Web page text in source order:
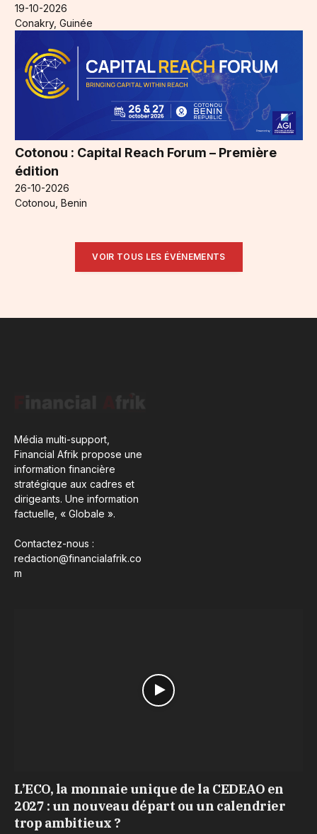
19-10-2026
Conakry, Guinée
Cotonou : Capital Reach Forum – Première
édition
26-10-2026
Cotonou, Benin
VOIR TOUS LES ÉVÉNEMENTS
Média multi-support,
Financial Afrik propose une
information financière
stratégique aux cadres et
dirigeants. Une information
factuelle, « Globale ».
Contactez-nous :
redaction@financialafrik.co
m
L’ECO, la monnaie unique de la CEDEAO en
2027 : un nouveau départ ou un calendrier
trop ambitieux ?